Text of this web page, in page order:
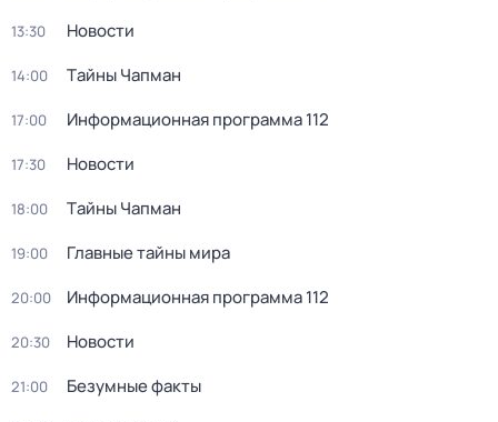
13:30 Новости
14:00 Тaйны Чапман
17:00 Информационная программа 112
17:30 Новости
18:00 Тaйны Чапман
19:00 Главные тайны мира
20:00 Информационная программа 112
20:30 Новости
21:00 Безумные факты